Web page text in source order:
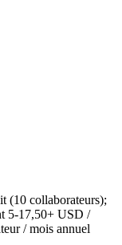
(10 collaborateurs);
5-17,50+ USD /
/ mois annuel